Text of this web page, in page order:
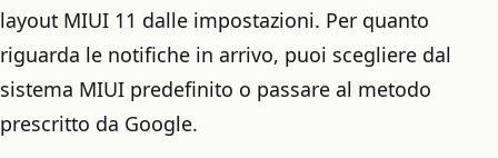
layout MIUI 11 dalle impostazioni. Per quanto
riguarda le notifiche in arrivo, puoi scegliere dal
sistema MIUI predefinito o passare al metodo
prescritto da Google.